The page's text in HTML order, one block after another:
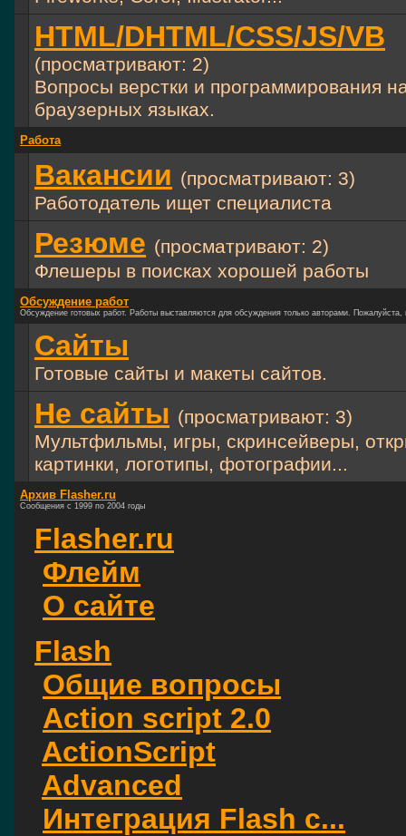
HTML/DHTML/CSS/JS/VB
(просматривают: 2)
Вопросы верстки и программирования
браузерных языках.
Работа
Вакансии (просматривают: 3)
Работодатель ищет специалиста
Резюме (просматривают: 2)
Флешеры в поисках хорошей работы
Обсуждение работ
Обсуждение готовых работ. Работы выставляются для обсуждения только авторами.
Сайты
Готовые сайты и макеты сайтов.
Не сайты (просматривают: 3)
Мультфильмы, игры, скринсейверы,
картинки, логотипы, фотографии...
Архив Flasher.ru
Сообщения с 1999 по 2004 годы
Flasher.ru
Флейм
О сайте
Flash
Общие вопросы
Action script 2.0
ActionScript
Advanced
Интеграция Flash с...